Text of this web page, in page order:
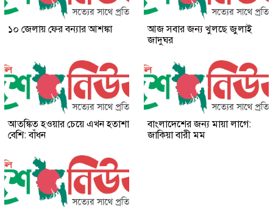
১০ জেলায় ফের বন্যার আশঙ্কা
আজ সবার জন্য খুলছে জুলাই
জাদুঘর
আতঙ্কিত হওয়ার চেয়ে এখন হতাশা
বেশি: বাঁধন
বাংলাদেশের জন্য মায়া লাগে:
জাকিয়া বারী মম